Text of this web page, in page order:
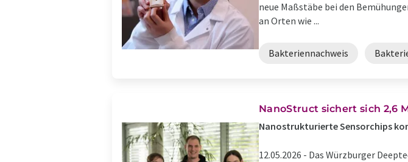
neue Maßstäbe bei den
an Orten wie ...
Bakteriennachweis
NanoStruct sichert sich 2,6
Nanostrukturierte Sensorchips
12.05.2026 - Das Würzburger